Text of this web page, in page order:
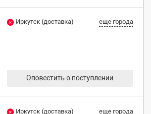
Иркутск (доставка) еще города
Оповестить о поступлении
Иркутск (доставка) еще города